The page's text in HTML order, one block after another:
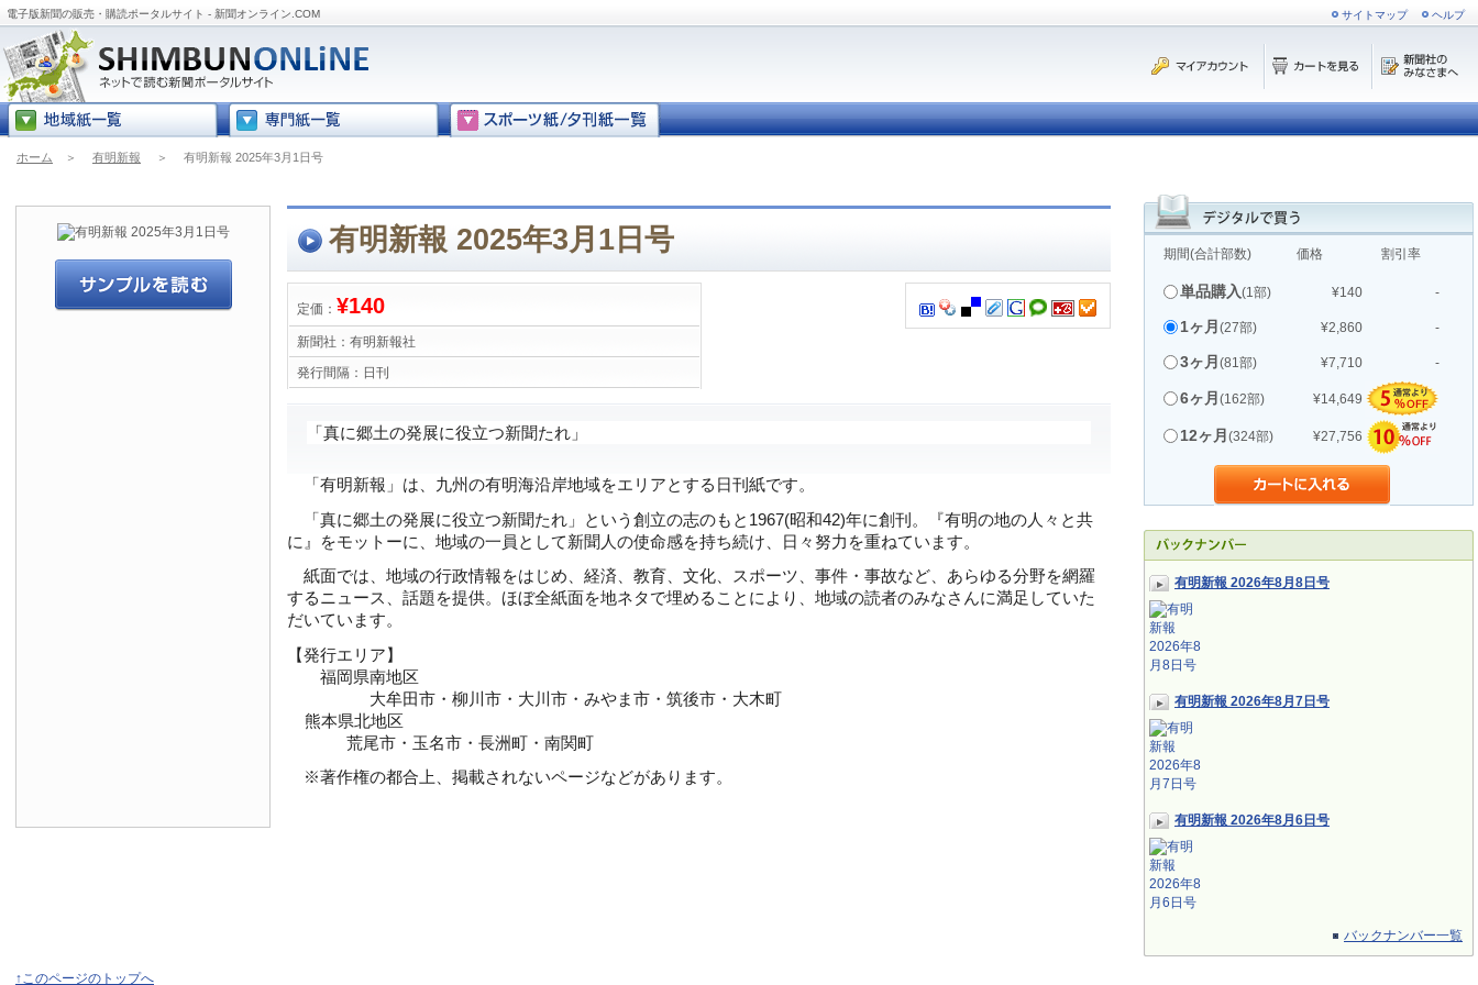
電子版新聞の販売・購読ポータルサイト - 新聞オンライン.COM サイトマップ ヘルプ
ホーム ＞ 有明新報 ＞ 有明新報 2025年3月1日号
期間(合計部数) 価格 割引率
単品購入(1部) ¥140 -
1ヶ月 (27部) ¥2,860 -
3ヶ月 (81部) ¥7,710 -
6ヶ月 (162部) ¥14,649
12ヶ月 (324部) ¥27,756
有明新報 2026年8月8日号
有明新報 2026年8月7日号
有明新報 2026年8月6日号
バックナンバー一覧
有明新報 2025年3月1日号
定価： ¥140
新聞社： 有明新報社
発行間隔： 日刊
「真に郷土の発展に役立つ新聞たれ」
「有明新報」は、九州の有明海沿岸地域をエリアとする日刊紙です。
「真に郷土の発展に役立つ新聞たれ」という創立の志のもと1967(昭和42)年に創刊。『有明の地の人々と共
に』をモットーに、地域の一員として新聞人の使命感を持ち続け、日々努力を重ねています。
紙面では、地域の行政情報をはじめ、経済、教育、文化、スポーツ、事件・事故など、あらゆる分野を網羅
するニュース、話題を提供。ほぼ全紙面を地ネタで埋めることにより、地域の読者のみなさんに満足していた
だいています。
【発行エリア】
福岡県南地区
大牟田市・柳川市・大川市・みやま市・筑後市・大木町
熊本県北地区
荒尾市・玉名市・長洲町・南関町
※著作権の都合上、掲載されないページなどがあります。
↑このページのトップへ